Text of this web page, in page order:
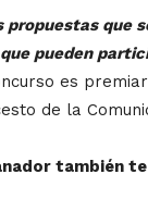
propuestas que
pueden
es
de la
también